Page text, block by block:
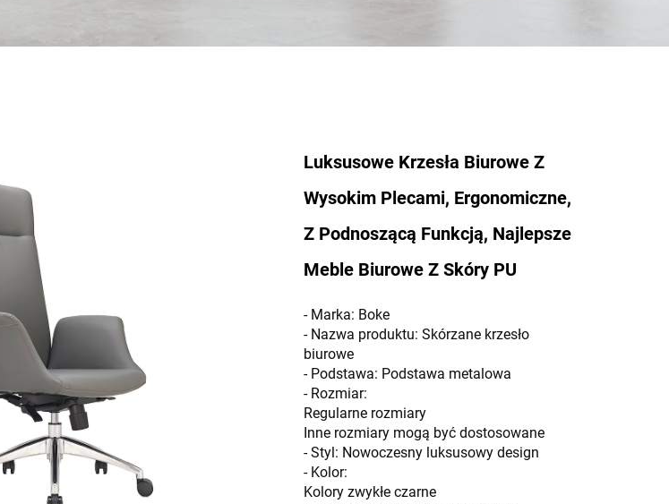
Luksusowe Krzesła Biurowe Z
Wysokim Plecami, Ergonomiczne,
Z Podnoszącą Funkcją, Najlepsze
Meble Biurowe Z Skóry PU
- Marka: Boke
- Nazwa produktu: Skórzane krzesło
biurowe
- Podstawa: Podstawa metalowa
- Rozmiar:
Regularne rozmiary
Inne rozmiary mogą być dostosowane
- Styl: Nowoczesny luksusowy design
- Kolor:
Kolory zwykłe czarne